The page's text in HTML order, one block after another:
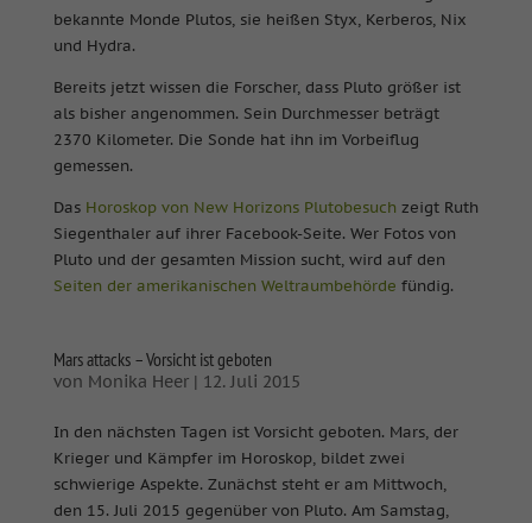
bekannte Monde Plutos, sie heißen Styx, Kerberos, Nix
und Hydra.
Bereits jetzt wissen die Forscher, dass Pluto größer ist
als bisher angenommen. Sein Durchmesser beträgt
2370 Kilometer. Die Sonde hat ihn im Vorbeiflug
gemessen.
Das Horoskop von New Horizons Plutobesuch zeigt Ruth
Siegenthaler auf ihrer Facebook-Seite. Wer Fotos von
Pluto und der gesamten Mission sucht, wird auf den
Seiten der amerikanischen Weltraumbehörde fündig.
Mars attacks – Vorsicht ist geboten
von Monika Heer| 12. Juli 2015
In den nächsten Tagen ist Vorsicht geboten. Mars, der
Krieger und Kämpfer im Horoskop, bildet zwei
schwierige Aspekte. Zunächst steht er am Mittwoch,
den 15. Juli 2015 gegenüber von Pluto. Am Samstag,